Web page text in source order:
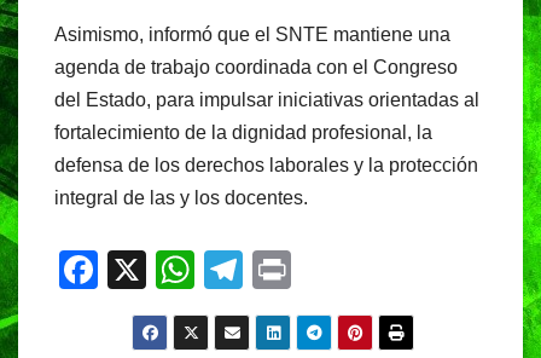
Asimismo, informó que el SNTE mantiene una
agenda de trabajo coordinada con el Congreso
del Estado, para impulsar iniciativas orientadas al
fortalecimiento de la dignidad profesional, la
defensa de los derechos laborales y la protección
integral de las y los docentes.
F
X
W
h
at
T
el
e
in
t